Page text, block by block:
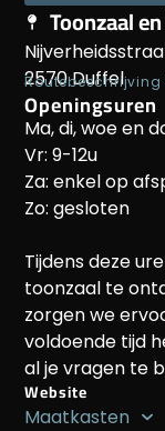
Toonzaal
2570 Duffel
Routebeschrijving
Openingsuren
Ma, di, woe en
Vr: 9-12u
Za: enkel op
Zo: gesloten
Tijdens deze
toonzaal te
zorgen we
voldoende tijd
al je vragen te
Website
Maatkasten